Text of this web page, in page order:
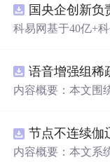
科易网基于40亿+
新领域的AI+数智
智能化发展。
内容概要：本文围
文章系统阐述了组
则项以更精确地逼
内容概要：本文系